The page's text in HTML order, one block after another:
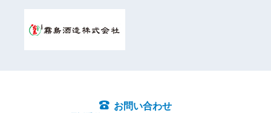
お問い合わせ